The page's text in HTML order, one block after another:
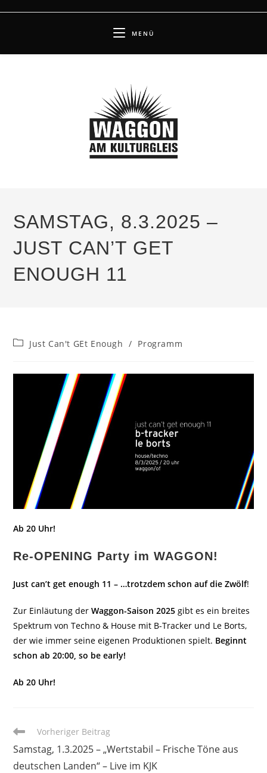
MENÜ
SAMSTAG, 8.3.2025 –
JUST CAN’T GET
ENOUGH 11
Beitrags-
Just Can't GEt Enough / Programm
Ab 20 Uhr!
Re-OPENING Party im WAGGON!
Just can’t get enough 11 – …trotzdem schon auf die Zwölf!
Zur Einläutung derWaggon-Saison 2025 gibt es ein breites
Spektrum von Techno & House mit B-Tracker und Le Borts,
der wie immer seine eigenen Produktionen spielt. Beginnt
schon ab 20:00, so be early!
Ab 20 Uhr!
Weitere
ansehen
Vorheriger Beitrag
Samstag, 1.3.2025 – „Wertstabil – Frische Töne aus
deutschen Landen“ – Live im KJK